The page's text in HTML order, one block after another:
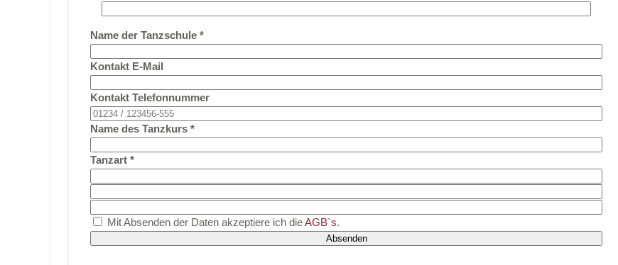
Name der Tanzschule *
Kontakt E-Mail
Kontakt Telefonnummer
Name des Tanzkurs *
Tanzart *
Mit Absenden der Daten akzeptiere ich dieAGB`s.
Absenden